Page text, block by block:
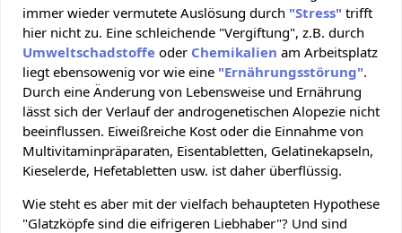
immer wieder vermutete Auslösung durch "Stress" trifft
hier nicht zu. Eine schleichende "Vergiftung", z.B. durch
Umweltschadstoffe oder Chemikalien am Arbeitsplatz
liegt ebensowenig vor wie eine "Ernährungsstörung".
Durch eine Änderung von Lebensweise und Ernährung
lässt sich der Verlauf der androgenetischen Alopezie nicht
beeinflussen. Eiweißreiche Kost oder die Einnahme von
Multivitaminpräparaten, Eisentabletten, Gelatinekapseln,
Kieselerde, Hefetabletten usw. ist daher überflüssig.
Wie steht es aber mit der vielfach behaupteten Hypothese
"Glatzköpfe sind die eifrigeren Liebhaber"? Und sind